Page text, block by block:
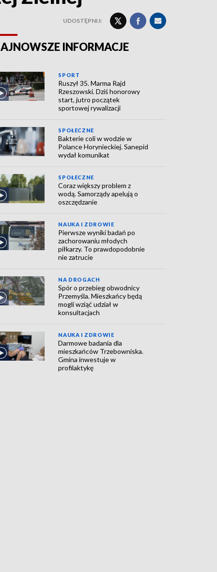
UDOSTĘPNIJ:
INFORMACJE
SPORT
Ruszył 35. Marma Rajd
Rzeszowski. Dziś honorowy
start, jutro początek
sportowej rywalizacji
SPOŁECZNE
Bakterie coli w wodzie w
Polance Horynieckiej. Sanepid
wydał komunikat
SPOŁECZNE
Coraz większy problem z
wodą. Samorządy apelują o
oszczędzanie
NAUKA I ZDROWIE
Pierwsze wyniki badań po
zachorowaniu młodych
piłkarzy. To prawdopodobnie
nie zatrucie
NA DROGACH
Spór o przebieg obwodnicy
Przemyśla. Mieszkańcy będą
mogli wziąć udział w
konsultacjach
NAUKA I ZDROWIE
Darmowe badania dla
mieszkańców Trzebowniska.
Gmina inwestuje w
profilaktykę